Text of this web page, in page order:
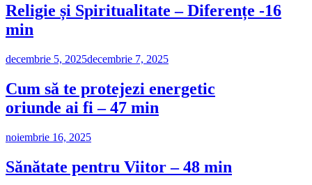
Religie și Spiritualitate – Diferențe -16
min
decembrie 5, 2025decembrie 7, 2025
Cum să te protejezi energetic
oriunde ai fi – 47 min
noiembrie 16, 2025
Sănătate pentru Viitor – 48 min